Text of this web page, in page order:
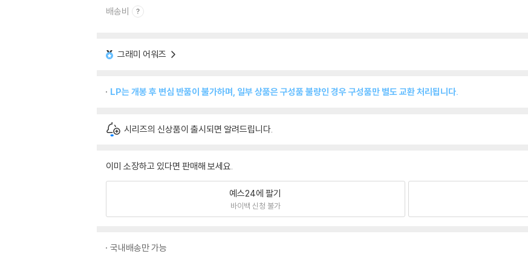
배송비
그래미 어워즈
LP는 개봉 후 변심 반품이 불가하며, 일부 상품은 구성품 불량인 경우 구성품만 별도 교환 처리됩니다.
시리즈의 신상품이 출시되면 알려드립니다.
이미 소장하고 있다면 판매해 보세요.
예스24에 팔기
바이백 신청 불가
국내배송만 가능